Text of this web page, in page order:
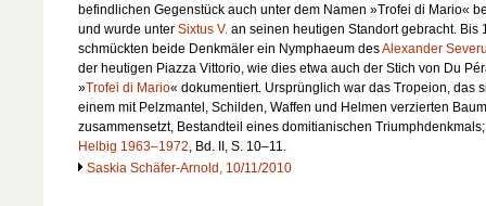
befindlichen Gegenstück auch unter dem Namen »Trofei di Mario«
und wurde unter Sixtus V. an seinen heutigen Standort gebracht. Bis
schmückten beide Denkmäler ein Nymphaeum desAlexander
der heutigen Piazza Vittorio, wie dies etwa auch der Stich von Du
»Trofei di Mario« dokumentiert. Ursprünglich war das Tropeion, das
einem mit Pelzmantel, Schilden, Waffen und Helmen verzierten
zusammensetzt, Bestandteil eines domitianischen
Helbig 1963–1972, Bd. II, S. 10–11.
Saskia Schäfer-Arnold, 10/11/2010